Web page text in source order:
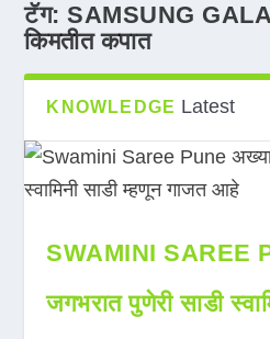
टॅग:SAMSUNG
किमतीत कपात
KNOWLEDGE Latest
SWAMINI SAREE
जगभरात पुणेरी साडी